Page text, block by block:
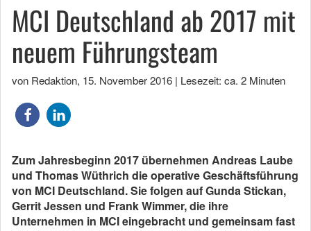
MCI Deutschland ab 2017 mit
neuem Führungsteam
von Redaktion, 15. November 2016 | Lesezeit: ca. 2 Minuten
Zum Jahresbeginn 2017 übernehmen Andreas Laube
und Thomas Wüthrich die operative Geschäftsführung
von MCI Deutschland. Sie folgen auf Gunda Stickan,
Gerrit Jessen und Frank Wimmer, die ihre
Unternehmen in MCI eingebracht und gemeinsam fast